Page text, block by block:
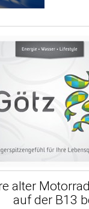
alter
auf der B13